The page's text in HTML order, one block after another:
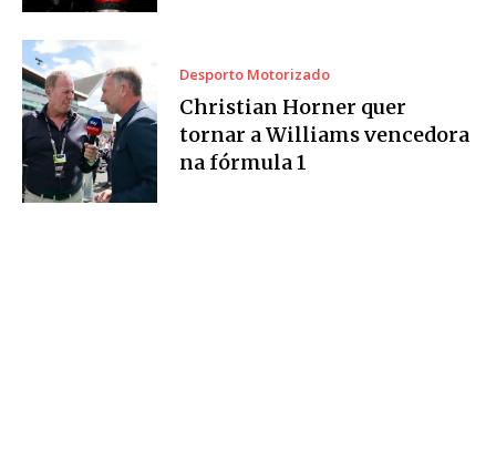
Desporto Motorizado
Christian Horner quer
tornar a Williams vencedora
na fórmula 1